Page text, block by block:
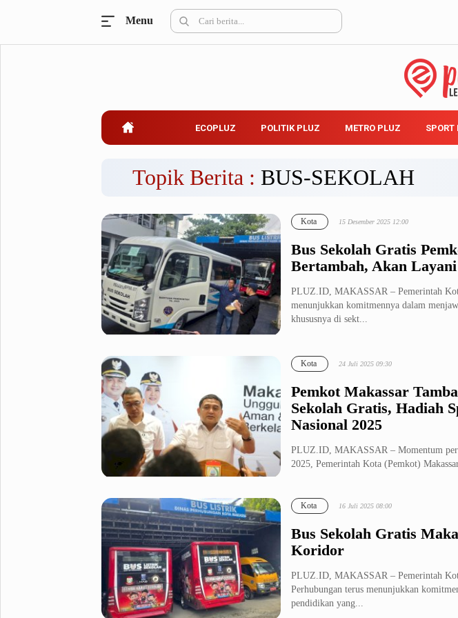
Belanja
Kuliner
Pemilu
Partai Politik
Pilpres
Hukum & Kriminal
Internasional
Citizen
Pemerintahan
Bulutangkis
Golf
Infotainment
Menu
ECOPLUZ POLITIK PLUZ METRO PLUZ SPORT
Topik Berita : BUS-SEKOLAH
Bus Sekolah Gratis
Bertambah, Akan
Kota 15 Desember 2025 12:00
PLUZ.ID, MAKASSAR – Pemerintah
menunjukkan komitmennya dalam
khususnya di sekt...
Pemkot Makassar
Sekolah Gratis, Hadiah
Nasional 2025
Kota 24 Juli 2025 09:30
PLUZ.ID, MAKASSAR – Momentum
2025, Pemerintah Kota (Pemkot)
Bus Sekolah Gratis
Koridor
Kota 16 Juli 2025 08:00
PLUZ.ID, MAKASSAR – Pemerintah
Perhubungan terus menunjukkan
pendidikan yang...